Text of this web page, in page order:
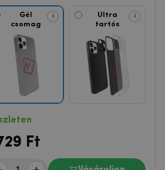
Gél
csomag
i
Ultra
tartós
i
Ft